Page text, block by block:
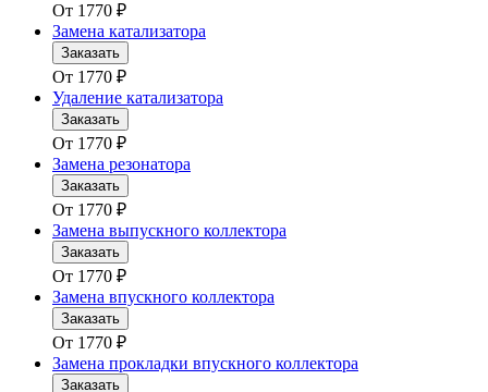
От 1770 ₽
Замена катализатора
Заказать
От 1770 ₽
Удаление катализатора
Заказать
От 1770 ₽
Замена резонатора
Заказать
От 1770 ₽
Замена выпускного коллектора
Заказать
От 1770 ₽
Замена впускного коллектора
Заказать
От 1770 ₽
Замена прокладки впускного коллектора
Заказать